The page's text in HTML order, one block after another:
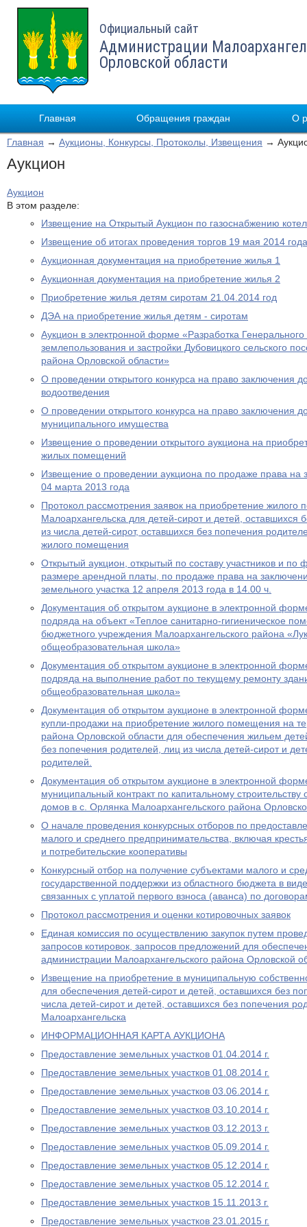
Официальный сайт
Администрации
Орловской области
Главная Обращения граждан О
Главная → Аукционы, Конкурсы, Протоколы, Извещения →
Аукцион
Аукцион
В этом разделе:
Извещение на Открытый Аукцион по газоснабжению
Извещение об итогах проведения торгов 19 мая 2014 года
Аукционная документация на приобретение жилья 1
Аукционная документация на приобретение жилья 2
Приобретение жилья детям сиротам 21.04.2014 год
ДЭА на приобретение жилья детям - сиротам
Аукцион в электронной форме «Разработка
землепользования и застройки Дубовицкого сельского
района Орловской области»
О проведении открытого конкурса на право заключения
водоотведения
О проведении открытого конкурса на право заключения
муниципального имущества
Извещение о проведении открытого аукциона на
жилых помещений
Извещение о проведении аукциона по продаже права на
04 марта 2013 года
Протокол рассмотрения заявок на приобретение жилого
Малоархангельска для детей-сирот и детей, оставшихся
из числа детей-сирот, оставшихся без попечения
жилого помещения
Открытый аукцион, открытый по составу участников и
размере арендной платы, по продаже права на
земельного участка 12 апреля 2013 года в 14.00 ч.
Документация об открытом аукционе в электронной
подряда на объект «Теплое санитарно-гигиеническое
бюджетного учреждения Малоархангельского района
общеобразовательная школа»
Документация об открытом аукционе в электронной
подряда на выполнение работ по текущему ремонту
общеобразовательная школа»
Документация об открытом аукционе в электронной
купли-продажи на приобретение жилого помещения на
района Орловской области для обеспечения жильем
без попечения родителей, лиц из числа детей-сирот и
родителей.
Документация об открытом аукционе в электронной
муниципальный контракт по капитальному
домов в с. Орлянка Малоархангельского района
О начале проведения конкурсных отборов по
малого и среднего предпринимательства, включая
и потребительские кооперативы
Конкурсный отбор на получение субъектами малого и
государственной поддержки из областного бюджета в
связанных с уплатой первого взноса (аванса) по
Протокол рассмотрения и оценки котировочных заявок
Единая комиссия по осуществлению закупок путем
запросов котировок, запросов предложений для
администрации Малоархангельского района Орловской
Извещение на приобретение в муниципальную
для обеспечения детей-сирот и детей, оставшихся без
числа детей-сирот и детей, оставшихся без попечения
Малоархангельска
ИНФОРМАЦИОННАЯ КАРТА АУКЦИОНА
Предоставление земельных участков 01.04.2014 г.
Предоставление земельных участков 01.08.2014 г.
Предоставление земельных участков 03.06.2014 г.
Предоставление земельных участков 03.10.2014 г.
Предоставление земельных участков 03.12.2013 г.
Предоставление земельных участков 05.09.2014 г.
Предоставление земельных участков 05.12.2014 г.
Предоставление земельных участков 05.12.2014 г.
Предоставление земельных участков 15.11.2013 г.
Предоставление земельных участков 23.01.2015 г.